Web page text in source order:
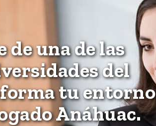
de una de las
del
tu entorno
Anáhuac.